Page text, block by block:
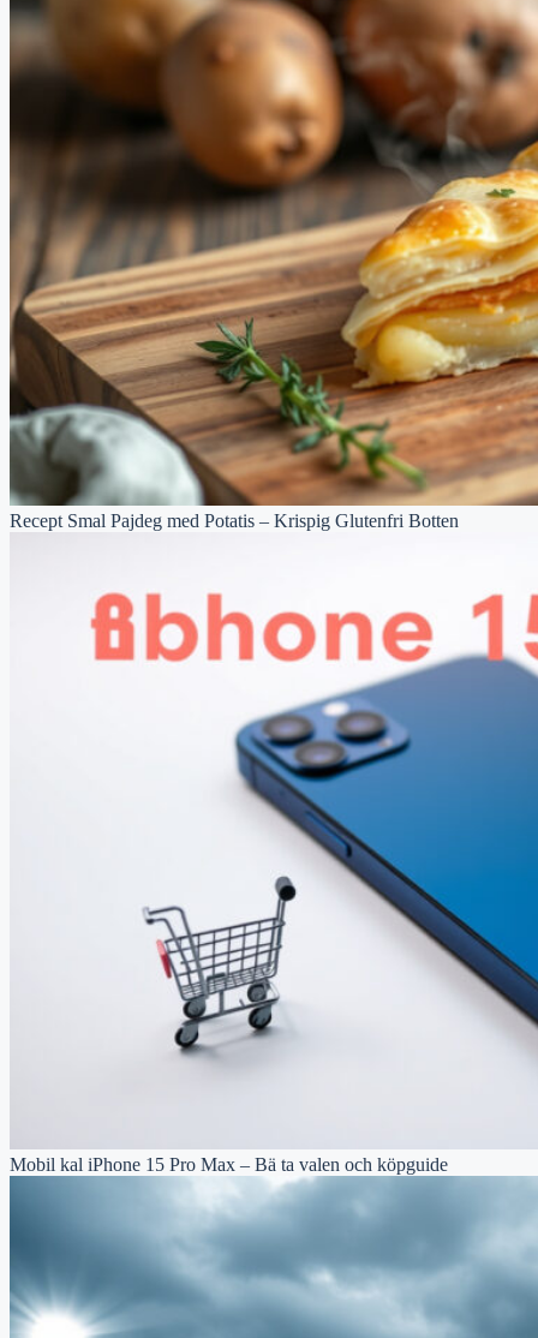
Recept Smal Pajdeg med Potatis – Krispig Glutenfri Botten
Mobil kal iPhone 15 Pro Max – Bä ta valen och köpguide